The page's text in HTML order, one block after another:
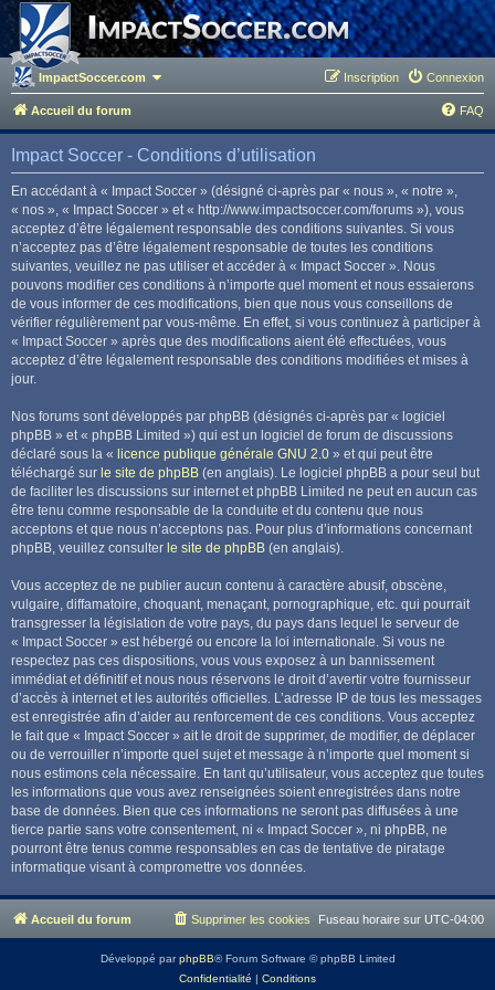
ImpactSoccer.com Connexion
Inscription
Accueil du forum FAQ
Impact Soccer - Conditions d’utilisation
En accédant à « Impact Soccer » (désigné ci-après par « nous », « notre »,
« nos », « Impact Soccer » et « http://www.impactsoccer.com/forums »), vous
acceptez d’être légalement responsable des conditions suivantes. Si vous
n’acceptez pas d’être légalement responsable de toutes les conditions
suivantes, veuillez ne pas utiliser et accéder à « Impact Soccer ». Nous
pouvons modifier ces conditions à n’importe quel moment et nous essaierons
de vous informer de ces modifications, bien que nous vous conseillons de
vérifier régulièrement par vous-même. En effet, si vous continuez à participer à
« Impact Soccer » après que des modifications aient été effectuées, vous
acceptez d’être légalement responsable des conditions modifiées et mises à
jour.
Nos forums sont développés par phpBB (désignés ci-après par « logiciel
phpBB » et « phpBB Limited ») qui est un logiciel de forum de discussions
déclaré sous la « licence publique générale GNU 2.0 » et qui peut être
téléchargé sur le site de phpBB (en anglais). Le logiciel phpBB a pour seul but
de faciliter les discussions sur internet et phpBB Limited ne peut en aucun cas
être tenu comme responsable de la conduite et du contenu que nous
acceptons et que nous n’acceptons pas. Pour plus d’informations concernant
phpBB, veuillez consulter le site de phpBB (en anglais).
Vous acceptez de ne publier aucun contenu à caractère abusif, obscène,
vulgaire, diffamatoire, choquant, menaçant, pornographique, etc. qui pourrait
transgresser la législation de votre pays, du pays dans lequel le serveur de
« Impact Soccer » est hébergé ou encore la loi internationale. Si vous ne
respectez pas ces dispositions, vous vous exposez à un bannissement
immédiat et définitif et nous nous réservons le droit d’avertir votre fournisseur
d’accès à internet et les autorités officielles. L’adresse IP de tous les messages
est enregistrée afin d’aider au renforcement de ces conditions. Vous acceptez
le fait que « Impact Soccer » ait le droit de supprimer, de modifier, de déplacer
ou de verrouiller n’importe quel sujet et message à n’importe quel moment si
nous estimons cela nécessaire. En tant qu’utilisateur, vous acceptez que toutes
les informations que vous avez renseignées soient enregistrées dans notre
base de données. Bien que ces informations ne seront pas diffusées à une
tierce partie sans votre consentement, ni « Impact Soccer », ni phpBB, ne
pourront être tenus comme responsables en cas de tentative de piratage
informatique visant à compromettre vos données.
Accueil du forum Fuseau horaire sur UTC-04:00
Supprimer les cookies
Développé parphpBB® Forum Software © phpBB Limited
Confidentialité | Conditions